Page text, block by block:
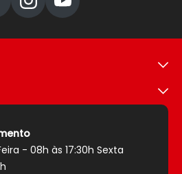
- 08h às 17:30h Sexta